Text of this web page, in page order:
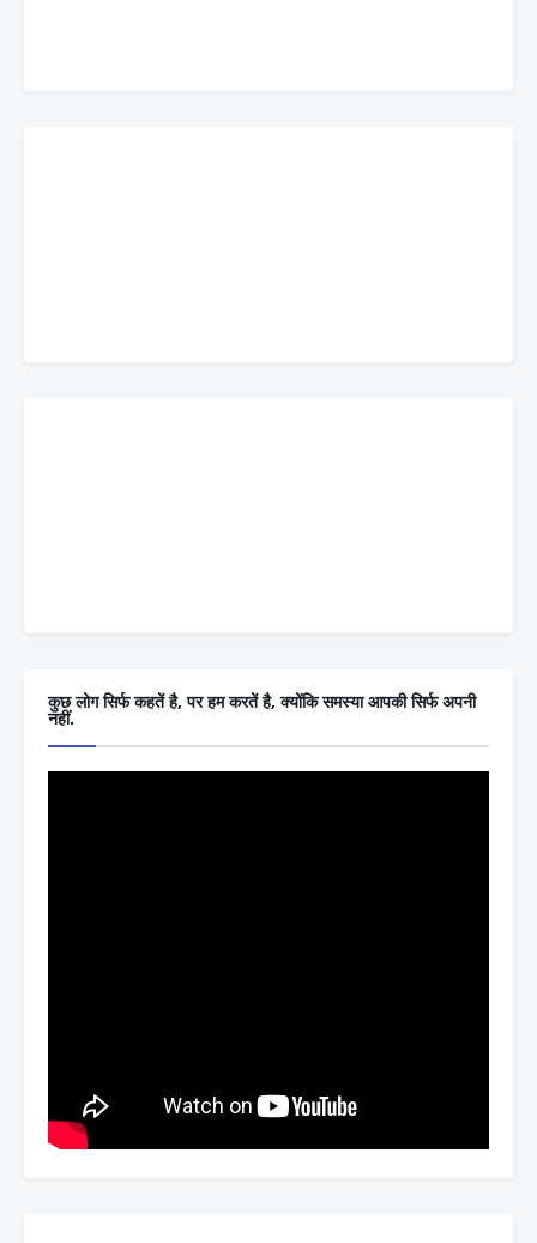
कुछ लोग सिर्फ कहतें है, पर हम करतें है, क्योंकि समस्या आपकी सिर्फ अपनी
नहीं.